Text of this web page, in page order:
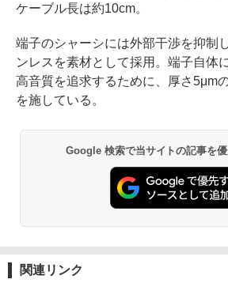
ケーブル長は約10cm。
端子のシャーシには外部干渉を抑制
ンレスを素材として採用。端子自体
高音質を追求するために、厚さ5μm
を施している。
Google 検索で当サイトの記事を
関連リンク